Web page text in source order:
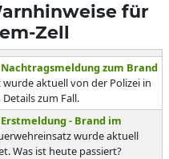
für
Zell
Nachtragsmeldung zum Brand
wurde aktuell von der Polizei in
zum Fall.
- Brand im
wurde aktuell
Was ist heute passiert?